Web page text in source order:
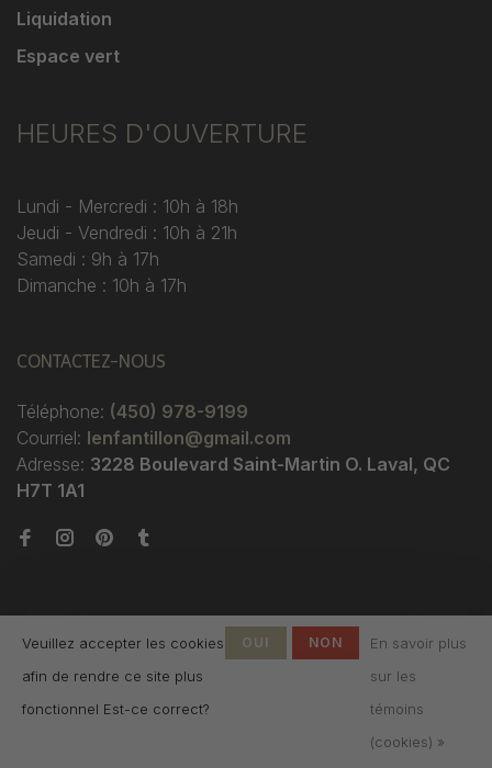
Liquidation
Espace vert
HEURES D'OUVERTURE
Lundi - Mercredi : 10h à 18h
Jeudi - Vendredi : 10h à 21h
Samedi : 9h à 17h
Dimanche : 10h à 17h
CONTACTEZ-NOUS
Téléphone: (450) 978-9199
Courriel: lenfantillon@gmail.com
Adresse: 3228 Boulevard Saint-Martin O. Laval, QC
H7T 1A1
© Copyright 2026 Boutique
L'Enfantillon
Veuillez accepter les cookies
afin de rendre ce site plus
fonctionnel Est-ce correct?
OUI NON
En savoir plus
sur les
témoins
(cookies) »